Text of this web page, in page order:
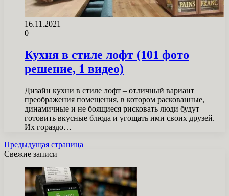
16.11.2021
0
Кухня в стиле лофт (101 фото
решение, 1 видео)
Дизайн кухни в стиле лофт – отличный вариант
преображения помещения, в котором раскованные,
динамичные и не боящиеся рисковать люди будут
готовить вкусные блюда и угощать ими своих друзей.
Их гораздо…
Предыдущая страница
Свежие записи